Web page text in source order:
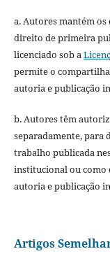
a. Autores mantém
direito de primeira
licenciado sob a
permite o
autoria e publicação
b. Autores têm
separadamente, para
trabalho publicada
institucional ou como
autoria e publicação
Artigos